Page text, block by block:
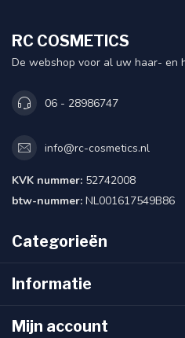
RC COSMETICS
De webshop voor al uw haar- en
06 - 28986747
info@rc-cosmetics.nl
KVK nummer: 52742008
btw-nummer: NL001617549B86
Categorieën
Informatie
Mijn account